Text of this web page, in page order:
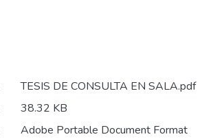
TESIS DE CONSULTA EN SALA.pdf
38.32 KB
Adobe Portable Document Format